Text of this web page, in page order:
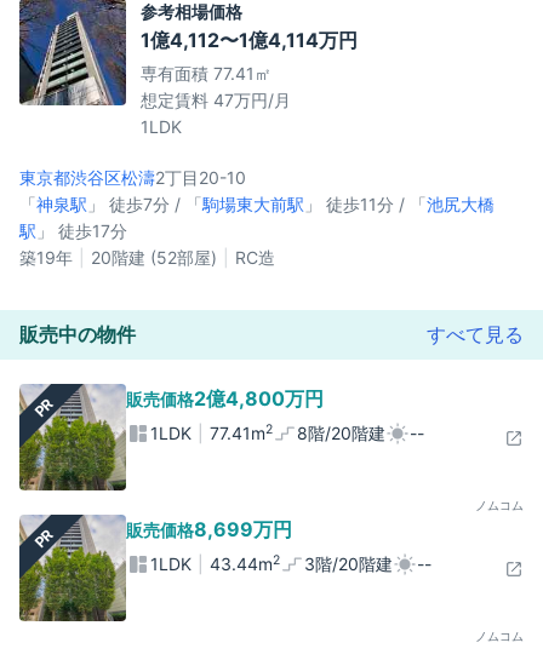
参考相場価格
1億4,112〜1億4,114万円
専有面積 77.41㎡
想定賃料 47万円/月
1LDK
東京都渋谷区松濤2丁目20-10
「神泉駅 」 徒歩7分 / 「駒場東大前駅 」 徒歩11分 / 「池尻大橋
駅 」 徒歩17分
築19年
20階建 (52部屋) RC造
販売中の物件 すべて見る
PR 販売価格2億4,800万円
1LDK 77.41m2 8階/20階建 --
ノムコム
PR 販売価格8,699万円
1LDK 43.44m2 3階/20階建 --
ノムコム